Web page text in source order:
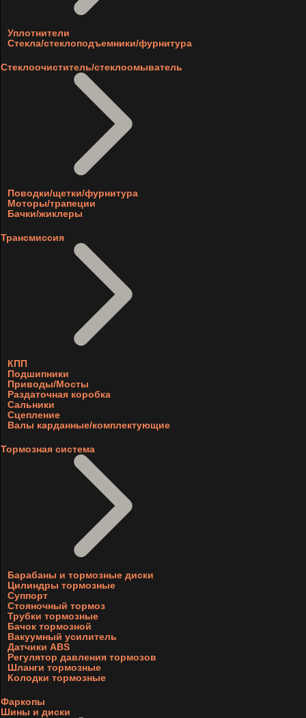
Уплотнители
Стекла/стеклоподъемники/фурнитура
Стеклоочиститель/стеклоомыватель
Поводки/щетки/фурнитура
Моторы/трапеции
Бачки/жиклеры
Трансмиссия
КПП
Подшипники
Приводы/Мосты
Раздаточная коробка
Сальники
Сцепление
Валы карданные/комплектующие
Тормозная система
Барабаны и тормозные диски
Цилиндры тормозные
Суппорт
Стояночный тормоз
Трубки тормозные
Бачок тормозной
Вакуумный усилитель
Датчики ABS
Регулятор давления тормозов
Шланги тормозные
Колодки тормозные
Фаркопы
Шины и диски